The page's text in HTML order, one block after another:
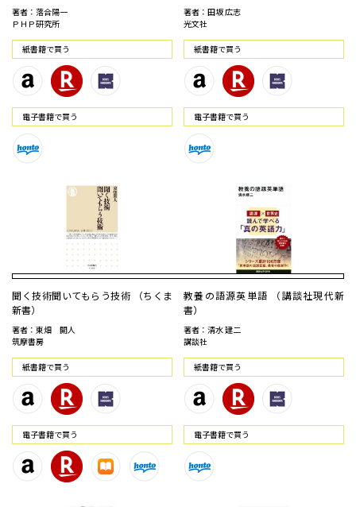
著者：落合陽一
ＰＨＰ研究所
紙書籍で買う
電⼦書籍で買う
著者：田坂 広志
光文社
紙書籍で買う
電⼦書籍で買う
聞く技術聞いてもらう技術 （ちくま
新書）
著者：東畑 開人
筑摩書房
紙書籍で買う
電⼦書籍で買う
教養の語源英単語 （講談社現代新
書）
著者：清水 建二
講談社
紙書籍で買う
電⼦書籍で買う